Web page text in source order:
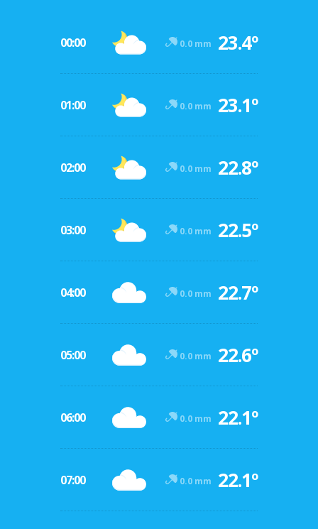
00:00 0.0 mm 23.4º
01:00 0.0 mm 23.1º
02:00 0.0 mm 22.8º
03:00 0.0 mm 22.5º
04:00 0.0 mm 22.7º
05:00 0.0 mm 22.6º
06:00 0.0 mm 22.1º
07:00 0.0 mm 22.1º